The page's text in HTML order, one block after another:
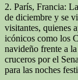
2. París, Francia:
de diciembre y se
visitantes, quienes
icónicos como los
navideño frente a
cruceros por el
para las noches